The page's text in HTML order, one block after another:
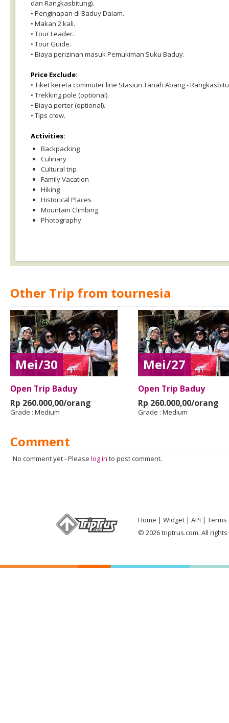
dan Rangkasbitung).
• Penginapan di Baduy Dalam.
• Makan 2 kali.
• Tour Leader.
• Tour Guide.
• Biaya perizinan masuk Pemukiman Suku Baduy.
Price Exclude:
• Tiket kereta commuter line Stasiun Tanah Abang -
• Trekking pole (optional).
• Biaya porter (optional).
• Tips crew.
Activities:
Backpacking
Culinary
Cultural trip
Family Vacation
Hiking
Historical Places
Mountain Climbing
Photography
Other Trip from tournesia
Mei/30
Open Trip Baduy
Rp 260.000,00/orang
Grade : Medium
Mei/27
Open Trip Baduy
Rp 260.000,00/orang
Grade : Medium
Comment
No comment yet-Please log in to post comment.
Home Widget API
Terms
© 2026 triptrus.com. All